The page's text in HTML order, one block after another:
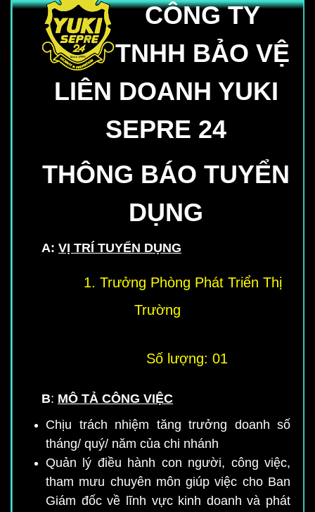
CÔNG TY
TNHH BẢO VỆ
LIÊN DOANH YUKI
SEPRE 24
THÔNG BÁO TUYỂN
DỤNG
A: VỊ TRÍ TUYỂN DỤNG
1. Trưởng Phòng Phát Triển Thị
Trường
Số lượng: 01
B: MÔ TẢ CÔNG VIỆC
Chịu trách nhiệm tăng trưởng doanh số
tháng/ quý/ năm của chi nhánh
Quản lý điều hành con người, công việc,
tham mưu chuyên môn giúp việc cho Ban
Giám đốc về lĩnh vực kinh doanh và phát